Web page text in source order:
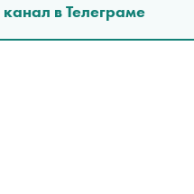
в Телеграме